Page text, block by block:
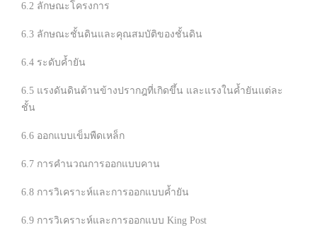
6.2 ลักษณะโครงการ
6.3 ลักษณะชั้นดินและคุณสมบัติของชั้นดิน
6.4 ระดับค้ำยัน
6.5 แรงดันดินด้านข้างปรากฎที่เกิดขึ้น และแรงในค้ำยันแต่ละ
ชั้น
6.6 ออกแบบเข็มพืดเหล็ก
6.7 การคำนวณการออกแบบคาน
6.8 การวิเคราะห์และการออกแบบค้ำยัน
6.9 การวิเคราะห์และการออกแบบ King Post